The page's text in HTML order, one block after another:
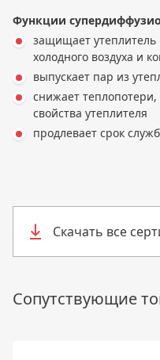
Функции
защищает утеплитель
холодного воздуха и
выпускает пар из
снижает
свойства утеплителя
продлевает срок
Скачать все
Сопутствующие